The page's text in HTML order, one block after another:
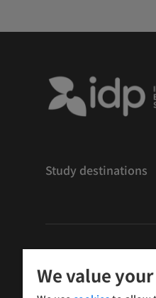
Study destinations
Copyright © IELTS
We value